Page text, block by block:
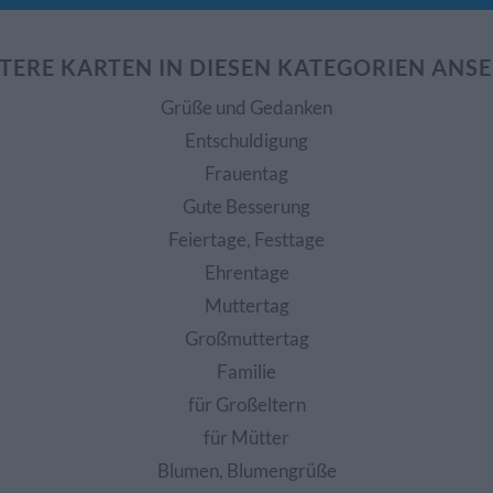
KARTEN IN DIESEN KATEGORIEN
Grüße und Gedanken
Entschuldigung
Frauentag
Gute Besserung
Feiertage, Festtage
Ehrentage
Muttertag
Großmuttertag
Familie
für Großeltern
für Mütter
Blumen, Blumengrüße